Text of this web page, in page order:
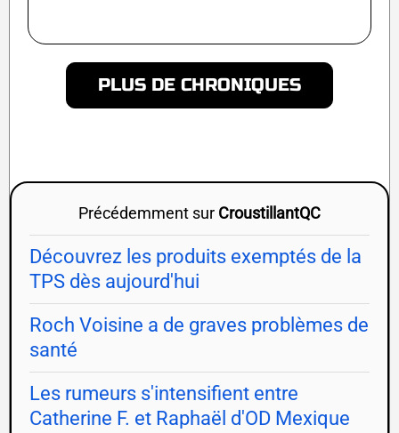
PLUS DE CHRONIQUES
Précédemment sur CroustillantQC
Découvrez les produits exemptés de la
TPS dès aujourd'hui
Roch Voisine a de graves problèmes de
santé
Les rumeurs s'intensifient entre
Catherine F. et Raphaël d'OD Mexique